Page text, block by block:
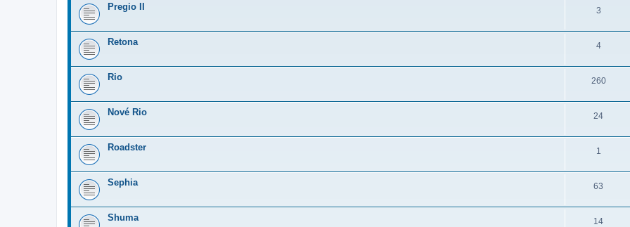
Pregio II 3
Retona 4
Rio 260
Nové Rio 24
Roadster 1
Sephia 63
Shuma 14